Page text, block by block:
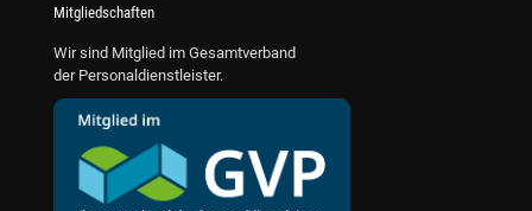
Mitgliedschaften
Wir sind Mitglied im Gesamtverband
der Personaldienstleister.